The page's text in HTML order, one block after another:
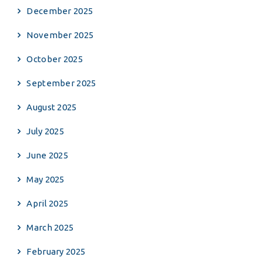
December 2025
November 2025
October 2025
September 2025
August 2025
July 2025
June 2025
May 2025
April 2025
March 2025
February 2025